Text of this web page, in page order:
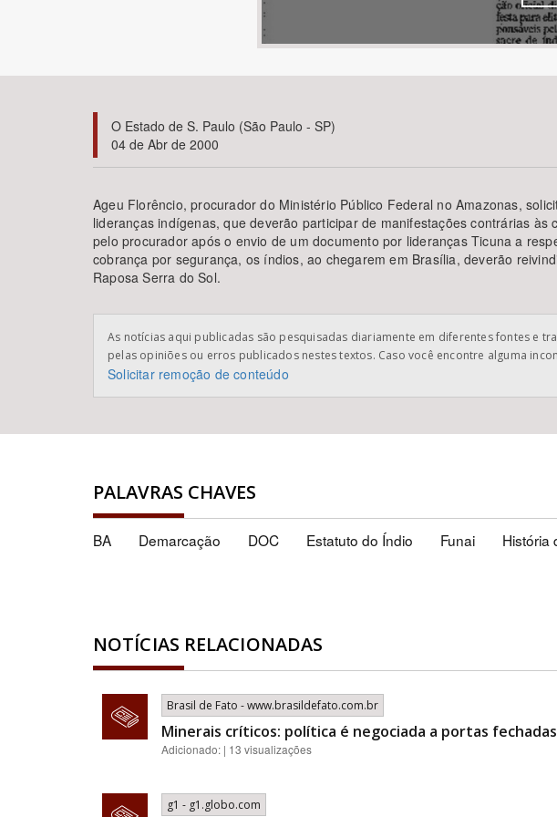
O Estado de S. Paulo (São Paulo - SP)
04 de Abr de 2000
Ageu Florêncio, procurador do Ministério Público Federal no Amazonas,
lideranças indígenas, que deverão participar de manifestações contrárias
pelo procurador após o envio de um documento por lideranças Ticuna a
cobrança por segurança, os índios, ao chegarem em Brasília, deverão
Raposa Serra do Sol.
As notícias aqui publicadas são pesquisadas diariamente em diferentes fontes e
pelas opiniões ou erros publicados nestes textos. Caso você encontre alguma
Solicitar remoção de conteúdo
PALAVRAS CHAVES
BA Demarcação DOC Estatuto do Índio Funai História
NOTÍCIAS RELACIONADAS
Brasil de Fato - www.brasildefato.com.br
Minerais críticos: política é negociada a portas
Adicionado: | 13 visualizações
g1 - g1.globo.com